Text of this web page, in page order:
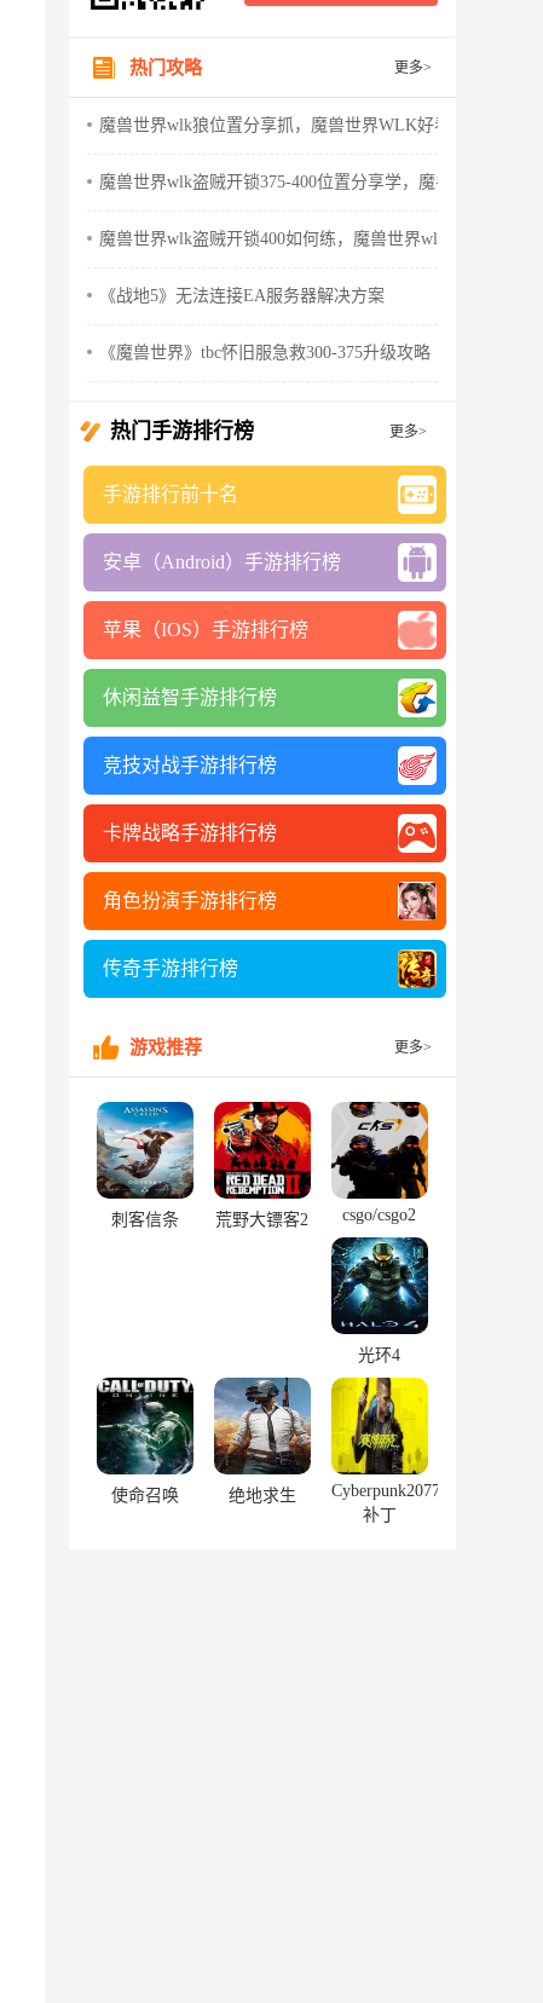
热门攻略 更多>
魔兽世界wlk狼位置分享抓，魔兽世界WLK好看的狼
魔兽世界wlk盗贼开锁375-400位置分享学，魔兽世界wlk怀
魔兽世界wlk盗贼开锁400如何练，魔兽世界wlk盗贼天赋
《战地5》无法连接EA服务器解决方案
《魔兽世界》tbc怀旧服急救300-375升级攻略
热门手游排行榜 更多>
手游排行前十名
安卓（Android）手游排行榜
苹果（IOS）手游排行榜
休闲益智手游排行榜
竞技对战手游排行榜
卡牌战略手游排行榜
角色扮演手游排行榜
传奇手游排行榜
游戏推荐 更多>
刺客信条 荒野大镖客2 csgo/csgo2
光环4
使命召唤 绝地求生
Cyberpunk2077
补丁